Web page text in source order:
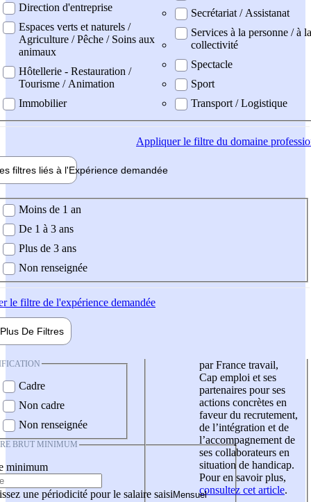
Direction d'entreprise
Espaces verts et naturels /
Agriculture / Pêche / Soins aux
animaux
Hôtellerie - Restauration /
Tourisme / Animation
Immobilier
Secrétariat / Assistanat
Services à la personne / à la
collectivité
Spectacle
Sport
Transport / Logistique
Appliquerle filtre du domaine
filtres liés à l'Expérience demandée
demandée
Moins de 1 an
De 1 à 3 ans
Plus de 3 ans
Non renseignée
le filtre de l'expérience demandée
Plus De Filtres
Cadre
Non cadre
Non renseignée
BRUT MINIMUM
minimum
une périodicité pour le salaire saisi
par France travail,
Cap emploi et ses
partenaires pour ses
actions concrètes en
faveur du recrutement,
de l’intégration et de
l’accompagnement de
ses collaborateurs en
situation de handicap.
Pour en savoir plus,
consultez cet article.